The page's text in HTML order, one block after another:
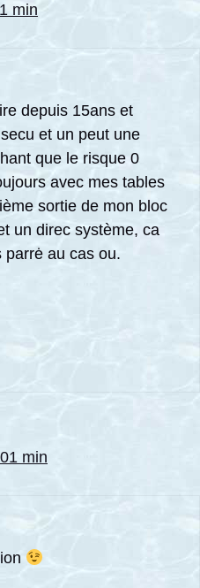
min
depuis 15ans et
et un peut une
que le risque 0
avec mes tables
sortie de mon bloc
un direc système, ca
parrė au cas ou.
min